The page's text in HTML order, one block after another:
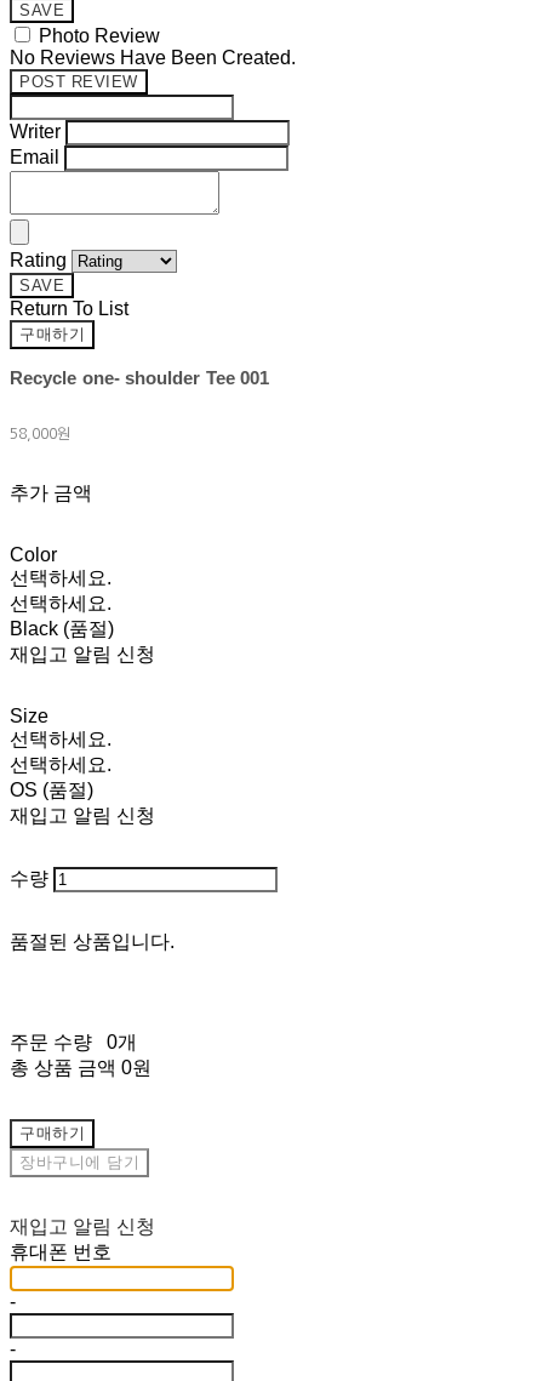
SAVE
Photo Review
No Reviews Have Been Created.
POST REVIEW
Writer
Email
Rating
SAVE
Return To List
구매하기
Recycle one- shoulder Tee 001
58,000원
추가 금액
Color
선택하세요.
선택하세요.
Black (품절)
재입고 알림 신청
Size
선택하세요.
선택하세요.
OS (품절)
재입고 알림 신청
수량
품절된 상품입니다.
주문 수량
0개
총 상품 금액 0원
구매하기
장바구니에 담기
재입고 알림 신청
휴대폰 번호
-
-